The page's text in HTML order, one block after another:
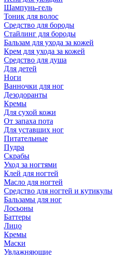
Шампунь-гель
Тоник для волос
Средство для бороды
Стайлинг для бороды
Бальзам для ухода за кожей
Крем для ухода за кожей
Средство для душа
Для детей
Ноги
Ванночки для ног
Дезодоранты
Кремы
Для сухой кожи
От запаха пота
Для уставших ног
Питательные
Пудра
Скрабы
Уход за ногтями
Клей для ногтей
Масло для ногтей
Средство для ногтей и кутикулы
Бальзамы для ног
Лосьоны
Баттеры
Лицо
Кремы
Маски
Увлажняющие